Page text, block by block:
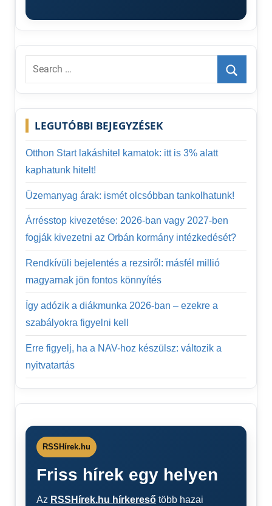
Search
Search
LEGUTÓBBI BEJEGYZÉSEK
Otthon Start lakáshitel kamatok: itt is 3% alatt
kaphatunk hitelt!
Üzemanyag árak: ismét olcsóbban tankolhatunk!
Árrésstop kivezetése: 2026-ban vagy 2027-ben
fogják kivezetni az Orbán kormány intézkedését?
Rendkívüli bejelentés a rezsiről: másfél millió
magyarnak jön fontos könnyítés
Így adózik a diákmunka 2026-ban – ezekre a
szabályokra figyelni kell
Erre figyelj, ha a NAV-hoz készülsz: változik a
nyitvatartás
RSSHírek.hu
Friss hírek egy helyen
Az RSSHírek.hu hírkereső több hazai